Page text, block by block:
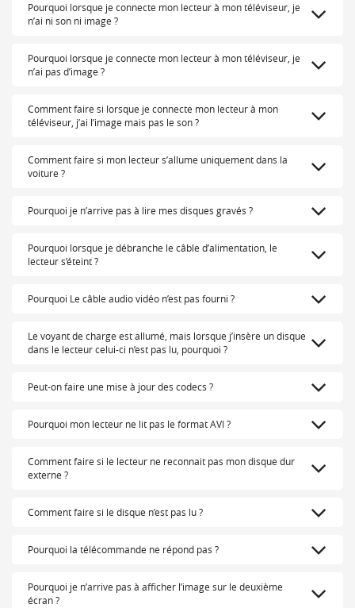
Pourquoi lorsque je connecte mon lecteur à mon téléviseur, je
n’ai ni son ni image ?
Pourquoi lorsque je connecte mon lecteur à mon téléviseur, je
n’ai pas d’image ?
Comment faire si lorsque je connecte mon lecteur à mon
téléviseur, j’ai l’image mais pas le son ?
Comment faire si mon lecteur s’allume uniquement dans la
voiture ?
Pourquoi je n’arrive pas à lire mes disques gravés ?
Pourquoi lorsque je débranche le câble d’alimentation, le
lecteur s’éteint ?
Pourquoi Le câble audio vidéo n’est pas fourni ?
Le voyant de charge est allumé, mais lorsque j’insère un disque
dans le lecteur celui-ci n’est pas lu, pourquoi ?
Peut-on faire une mise à jour des codecs ?
Pourquoi mon lecteur ne lit pas le format AVI ?
Comment faire si le lecteur ne reconnait pas mon disque dur
externe ?
Comment faire si le disque n’est pas lu ?
Pourquoi la télécommande ne répond pas ?
Pourquoi je n’arrive pas à afficher l’image sur le deuxième
écran ?